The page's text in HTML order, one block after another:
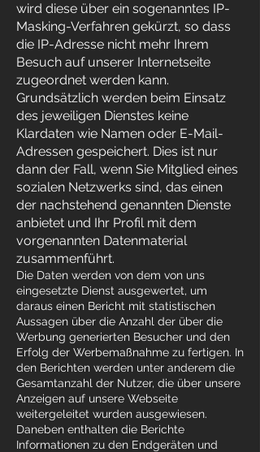
wird diese über ein sogenanntes IP-
Masking-Verfahren gekürzt, so dass
die IP-Adresse nicht mehr Ihrem
Besuch auf unserer Internetseite
zugeordnet werden kann.
Grundsätzlich werden beim Einsatz
des jeweiligen Dienstes keine
Klardaten wie Namen oder E-Mail-
Adressen gespeichert. Dies ist nur
dann der Fall, wenn Sie Mitglied eines
sozialen Netzwerks sind, das einen
der nachstehend genannten Dienste
anbietet und Ihr Profil mit dem
vorgenannten Datenmaterial
zusammenführt.
Die Daten werden von dem von uns
eingesetzte Dienst ausgewertet, um
daraus einen Bericht mit statistischen
Aussagen über die Anzahl der über die
Werbung generierten Besucher und den
Erfolg der Werbemaßnahme zu fertigen. In
den Berichten werden unter anderem die
Gesamtanzahl der Nutzer, die über unsere
Anzeigen auf unsere Webseite
weitergeleitet wurden ausgewiesen.
Daneben enthalten die Berichte
Informationen zu den Endgeräten und